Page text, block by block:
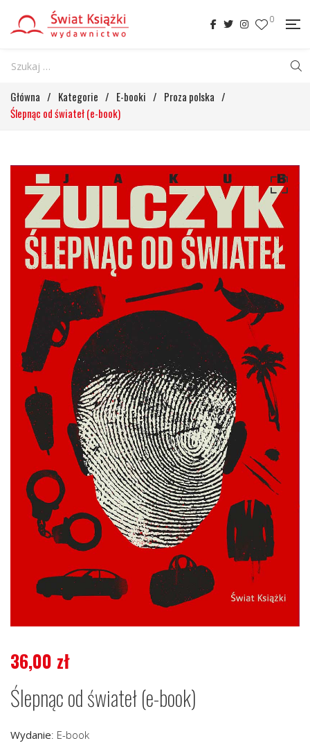
0
Główna / Kategorie / E-booki / Proza polska /
Ślepnąc od świateł (e-book)
36,00 zł
Ślepnąc od świateł (e-book)
Wydanie: E-book